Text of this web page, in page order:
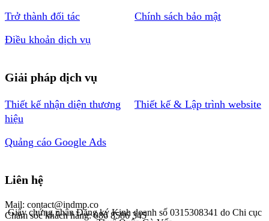
Trở thành đối tác
Chính sách bảo mật
Điều khoản dịch vụ
Giải pháp dịch vụ
Thiết kế nhận diện thương
hiệu
Thiết kế & Lập trình website
Quảng cáo Google Ads
Liên hệ
Mail: contact@indmp.co
Chăm sóc khách hàng: 086 8586 345
Giấy chứng nhận Đăng ký Kinh doanh số 0315308341 do Chi cục